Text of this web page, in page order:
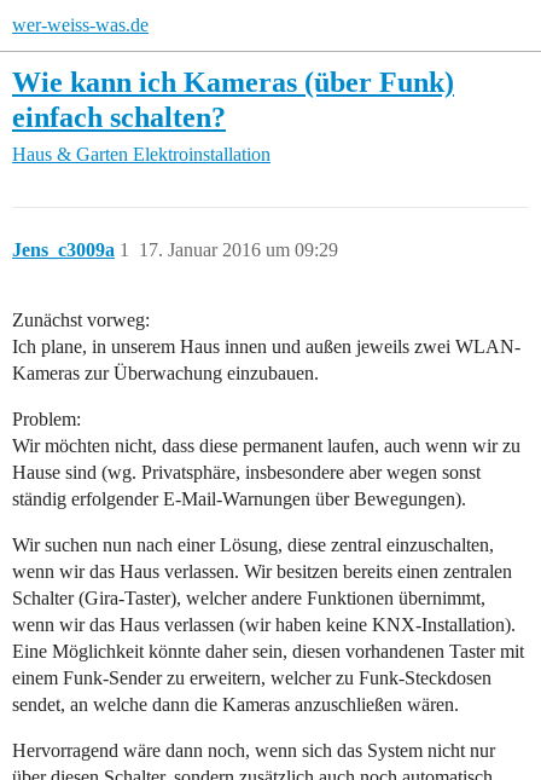
wer-weiss-was.de
Wie kann ich Kameras (über Funk)
einfach schalten?
Haus & Garten Elektroinstallation
Jens_c3009a 17. Januar 2016 um 09:29
1
Zunächst vorweg:
Ich plane, in unserem Haus innen und außen jeweils zwei WLAN-
Kameras zur Überwachung einzubauen.
Problem:
Wir möchten nicht, dass diese permanent laufen, auch wenn wir zu
Hause sind (wg. Privatsphäre, insbesondere aber wegen sonst
ständig erfolgender E-Mail-Warnungen über Bewegungen).
Wir suchen nun nach einer Lösung, diese zentral einzuschalten,
wenn wir das Haus verlassen. Wir besitzen bereits einen zentralen
Schalter (Gira-Taster), welcher andere Funktionen übernimmt,
wenn wir das Haus verlassen (wir haben keine KNX-Installation).
Eine Möglichkeit könnte daher sein, diesen vorhandenen Taster mit
einem Funk-Sender zu erweitern, welcher zu Funk-Steckdosen
sendet, an welche dann die Kameras anzuschließen wären.
Hervorragend wäre dann noch, wenn sich das System nicht nur